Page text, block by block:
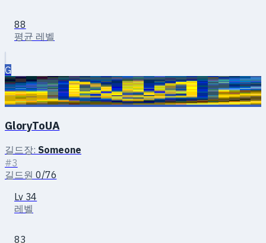
88
평균 레벨
G
GloryToUA
길드장: Someone
#3
길드원 0/76
Lv 34
레벨
83